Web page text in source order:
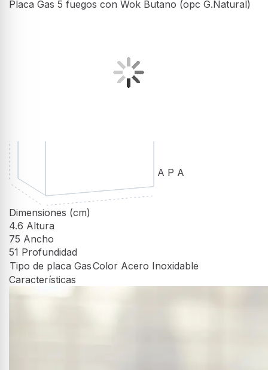
Placa Gas 5 fuegos con Wok Butano (opc G.Natural)